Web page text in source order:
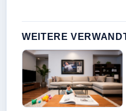
WEITERE